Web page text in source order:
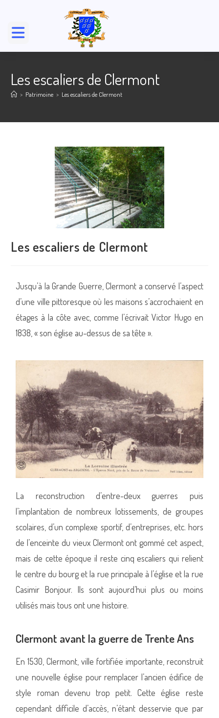
Les escaliers de Clermont
> Patrimoine > Les escaliers de Clermont
Les escaliers de Clermont
Jusqu’à la Grande Guerre, Clermont a conservé l’aspect
d’une ville pittoresque où les maisons s’accrochaient en
étages à la côte avec, comme l’écrivait Victor Hugo en
1838, « son église au-dessus de sa tête ».
La reconstruction d’entre-deux guerres puis
l’implantation de nombreux lotissements, de groupes
scolaires, d’un complexe sportif, d’entreprises, etc. hors
de l’enceinte du vieux Clermont ont gommé cet aspect,
mais de cette époque il reste cinq escaliers qui relient
le centre du bourg et la rue principale à l’église et la rue
Casimir Bonjour. Ils sont aujourd’hui plus ou moins
utilisés mais tous ont une histoire.
Clermont avant la guerre de Trente Ans
En 1530, Clermont, ville fortifiée importante, reconstruit
une nouvelle église pour remplacer l’ancien édifice de
style roman devenu trop petit. Cette église reste
cependant difficile d’accès, n’étant desservie que par